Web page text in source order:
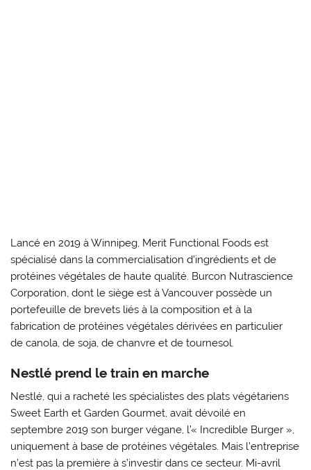
Lancé en 2019 à Winnipeg, Merit Functional Foods est
spécialisé dans la commercialisation d’ingrédients et de
protéines végétales de haute qualité. Burcon Nutrascience
Corporation, dont le siège est à Vancouver possède un
portefeuille de brevets liés à la composition et à la
fabrication de protéines végétales dérivées en particulier
de canola, de soja, de chanvre et de tournesol.
Nestlé prend le train en marche
Nestlé, qui a racheté les spécialistes des plats végétariens
Sweet Earth et Garden Gourmet, avait dévoilé en
septembre 2019 son burger végane, l’« Incredible Burger »,
uniquement à base de protéines végétales. Mais l’entreprise
n’est pas la première à s’investir dans ce secteur. Mi-avril